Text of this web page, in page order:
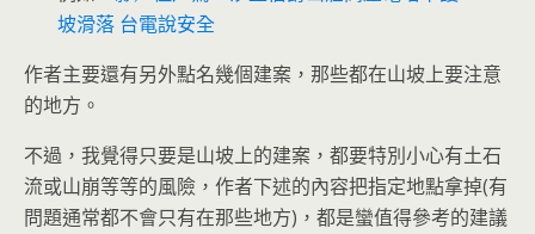
坡滑落 台電說安全
作者主要還有另外點名幾個建案，那些都在山坡上要注意
的地方。
不過，我覺得只要是山坡上的建案，都要特別小心有土石
流或山崩等等的風險，作者下述的內容把指定地點拿掉(有
問題通常都不會只有在那些地方)，都是蠻值得參考的建議